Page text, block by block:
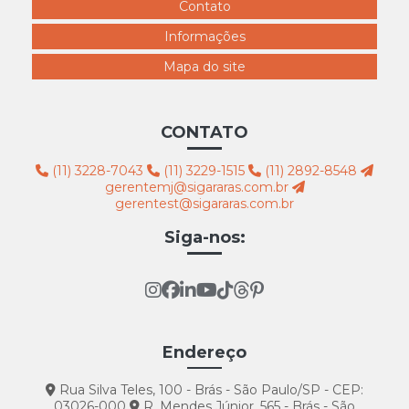
Contato
Informações
Mapa do site
CONTATO
(11) 3228-7043 (11) 3229-1515
(11) 2892-8548
gerentemj@sigararas.com.br
gerentest@sigararas.com.br
Siga-nos:
Endereço
Rua Silva Teles, 100 - Brás - São Paulo/SP - CEP: